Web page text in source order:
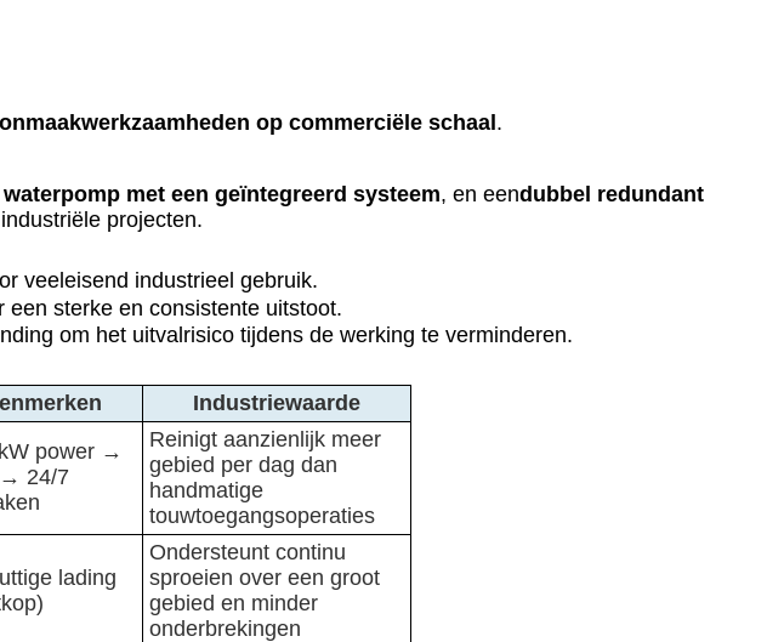
op commerciële schaal .
met een geïntegreerd systeem, en eendubbel redundant
projecten.
veeleisend industrieel gebruik.
sterke en consistente uitstoot.
om het uitvalrisico tijdens de werking te verminderen.
Industriewaarde
power →
→ 24/7
Reinigt aanzienlijk meer
gebied per dag dan
handmatige
touwtoegangsoperaties
lading
Ondersteunt continu
sproeien over een groot
gebied en minder
onderbrekingen